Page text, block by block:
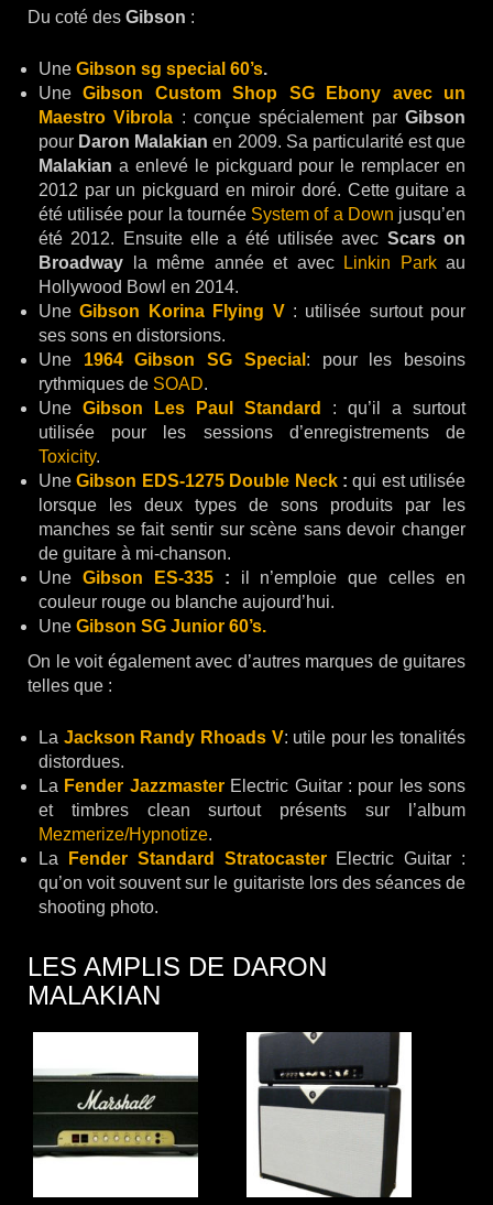
Du coté des Gibson :
Une Gibson sg special 60’s.
UneGibson Custom Shop SG Ebony avec un
Maestro Vibrola : conçue spécialement parGibson
pour Daron Malakian en 2009. Sa particularité est que
Malakian a enlevé le pickguard pour le remplacer en
2012 par un pickguard en miroir doré. Cette guitare a
été utilisée pour la tournée System of a Down jusqu’en
été 2012. Ensuite elle a été utilisée avec Scars on
Broadway la même année et avec Linkin Parkau
Hollywood Bowl en 2014.
UneGibson Korina Flying V : utilisée surtout pour
ses sons en distorsions.
Une 1964 Gibson SG Special : pour les besoins
rythmiques de SOAD.
Une Gibson Les Paul Standard : qu’il a surtout
utilisée pour les sessions d’enregistrements de
Toxicity.
UneGibson EDS-1275 Double Neck :qui est utilisée
lorsque les deux types de sons produits par les
manches se fait sentir sur scène sans devoir changer
de guitare à mi-chanson.
Une Gibson ES-335: il n’emploie que celles en
couleur rouge ou blanche aujourd’hui.
Une Gibson SG Junior 60’s.
On le voit également avec d’autres marques de guitares
telles que :
La Jackson Randy Rhoads V: utile pour les tonalités
distordues.
La Fender Jazzmaster Electric Guitar : pour les sons
et timbres clean surtout présents sur l’album
Mezmerize/Hypnotize.
La
Fender Standard StratocasterElectric Guitar :
qu’on voit souvent sur le guitariste lors des séances de
shooting photo.
LES AMPLIS DE DARON
MALAKIAN